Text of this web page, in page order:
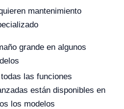
mantenimiento
grande en algunos
las funciones
están disponibles en
los modelos